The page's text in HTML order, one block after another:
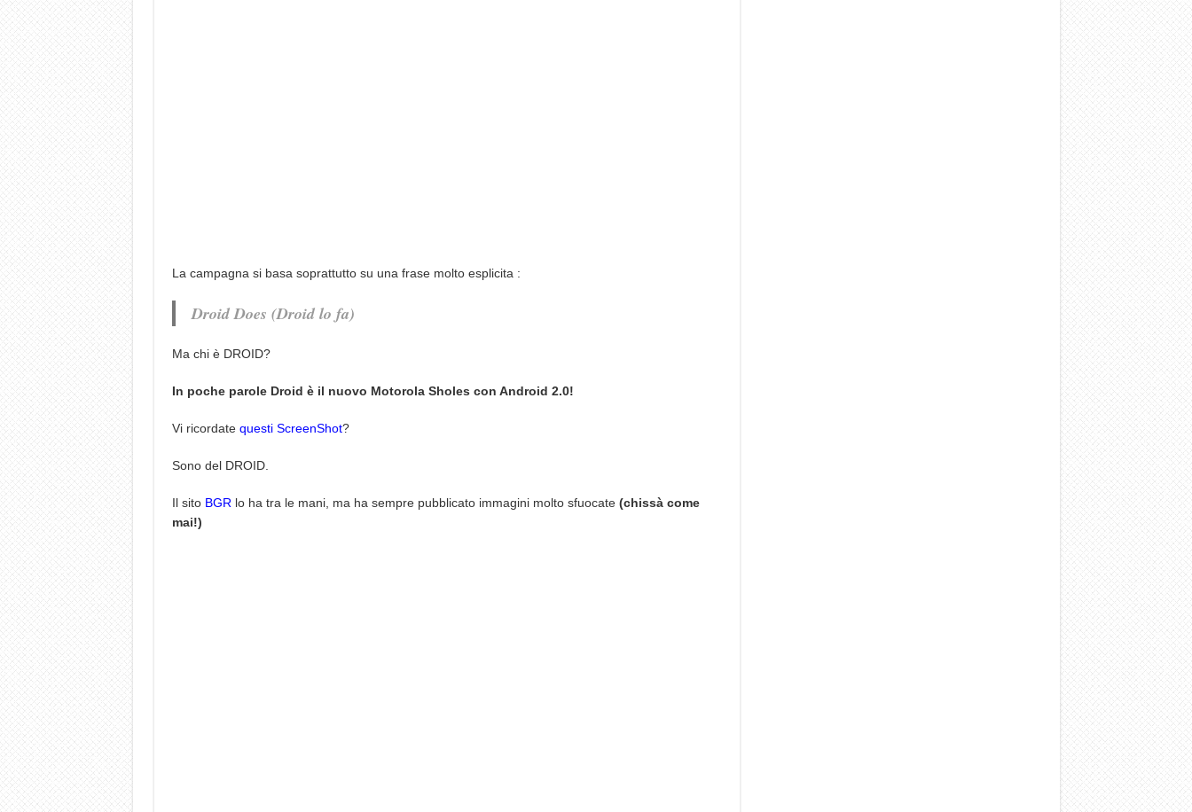
La campagna si basa soprattutto su una frase molto esplicita :
Droid Does (Droid lo fa)
Ma chi è DROID?
In poche parole Droid è il nuovo Motorola Sholes con Android 2.0!
Vi ricordate questi ScreenShot?
Sono del DROID.
Il sitoBGR lo ha tra le mani, ma ha sempre pubblicato immagini molto sfuocate (chissà come
mai!)